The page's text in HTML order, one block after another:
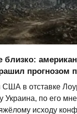
близко:
прогнозом
в отставке
Украина, по его
исходу